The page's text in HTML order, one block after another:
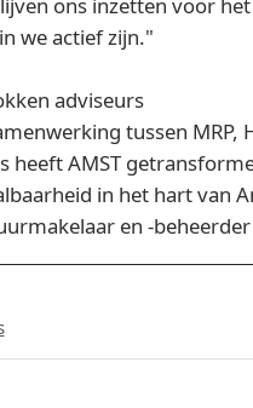
we actief zijn."
adviseurs
tussen
heeft AMST
in het hart van
en -beheerder